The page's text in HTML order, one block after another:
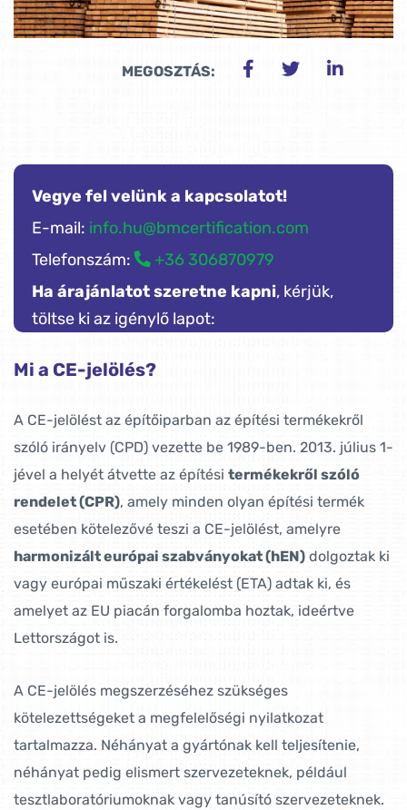
MEGOSZTÁS:
Vegye fel velünk a kapcsolatot!
E-mail: info.hu@bmcertification.com
Telefonszám:
+36 306870979
Ha árajánlatot szeretne kapni, kérjük,
töltse ki az igénylő lapot:
Mi a CE-jelölés?
A CE-jelölést az építőiparban az építési termékekről
szóló irányelv (CPD) vezette be 1989-ben. 2013. július 1-
jével a helyét átvette az építési termékekről szóló
rendelet (CPR), amely minden olyan építési termék
esetében kötelezővé teszi a CE-jelölést, amelyre
harmonizált európai szabványokat (hEN) dolgoztak ki
vagy európai műszaki értékelést (ETA) adtak ki, és
amelyet az EU piacán forgalomba hoztak, ideértve
Lettországot is.
A CE-jelölés megszerzéséhez szükséges
kötelezettségeket a megfelelőségi nyilatkozat
tartalmazza. Néhányat a gyártónak kell teljesítenie,
néhányat pedig elismert szervezeteknek, például
tesztlaboratóriumoknak vagy tanúsító szervezeteknek.